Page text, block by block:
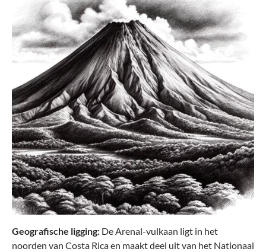
Travelite
BASICS reistas op wieltjes (80 cm)
€ 149,95* € 134,95*
Geografische ligging: De Arenal-vulkaan ligt in het
noorden van Costa Rica en maakt deel uit van het Nationaal